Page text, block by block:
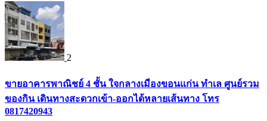
2
ขายอาคารพาณิชย์ 4 ชั้น ใจกลางเมืองขอนแก่น ทำเล ศูนย์รวม
ของกิน เดินทางสะดวกเข้า-ออกได้หลายเส้นทาง โทร
0817420943